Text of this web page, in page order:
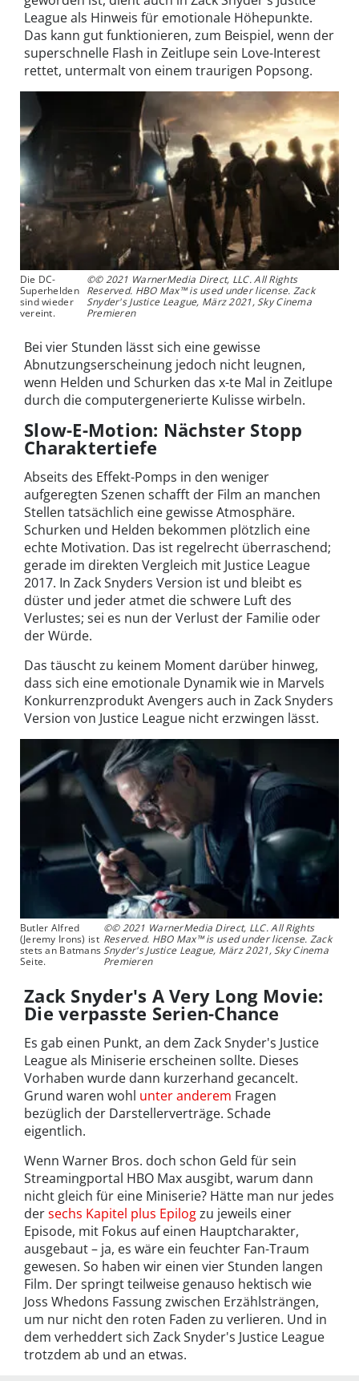
League als Hinweis für emotionale Höhepunkte.
Das kann gut funktionieren, zum Beispiel, wenn der
superschnelle Flash in Zeitlupe sein Love-Interest
rettet, untermalt von einem traurigen Popsong.
Die DC-
Superhelden
sind wieder
vereint.
©© 2021 WarnerMedia Direct, LLC. All Rights
Reserved. HBO Max™ is used under license. Zack
Snyder's Justice League, März 2021, Sky Cinema
Premieren
Bei vier Stunden lässt sich eine gewisse
Abnutzungserscheinung jedoch nicht leugnen,
wenn Helden und Schurken das x-te Mal in Zeitlupe
durch die computergenerierte Kulisse wirbeln.
Slow-E-Motion: Nächster Stopp
Charaktertiefe
Abseits des Effekt-Pomps in den weniger
aufgeregten Szenen schafft der Film an manchen
Stellen tatsächlich eine gewisse Atmosphäre.
Schurken und Helden bekommen plötzlich eine
echte Motivation. Das ist regelrecht überraschend;
gerade im direkten Vergleich mit Justice League
2017. In Zack Snyders Version ist und bleibt es
düster und jeder atmet die schwere Luft des
Verlustes; sei es nun der Verlust der Familie oder
der Würde.
Das täuscht zu keinem Moment darüber hinweg,
dass sich eine emotionale Dynamik wie in Marvels
Konkurrenzprodukt Avengers auch in Zack Snyders
Version von Justice League nicht erzwingen lässt.
Butler Alfred
(Jeremy Irons) ist
stets an Batmans
Seite.
©© 2021 WarnerMedia Direct, LLC. All Rights
Reserved. HBO Max™ is used under license. Zack
Snyder's Justice League, März 2021, Sky Cinema
Premieren
Zack Snyder's A Very Long Movie:
Die verpasste Serien-Chance
Es gab einen Punkt, an dem Zack Snyder's Justice
League als Miniserie erscheinen sollte. Dieses
Vorhaben wurde dann kurzerhand gecancelt.
Grund waren wohl unter anderem Fragen
bezüglich der Darstellerverträge. Schade
eigentlich.
Wenn Warner Bros. doch schon Geld für sein
Streamingportal HBO Max ausgibt, warum dann
nicht gleich für eine Miniserie? Hätte man nur jedes
dersechs Kapitel plus Epilogzu jeweils einer
Episode, mit Fokus auf einen Hauptcharakter,
ausgebaut – ja, es wäre ein feuchter Fan-Traum
gewesen. So haben wir einen vier Stunden langen
Film. Der springt teilweise genauso hektisch wie
Joss Whedons Fassung zwischen Erzählsträngen,
um nur nicht den roten Faden zu verlieren. Und in
dem verheddert sich Zack Snyder's Justice League
trotzdem ab und an etwas.